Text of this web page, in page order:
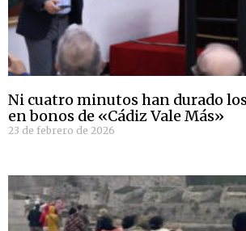
Ni cuatro minutos han durado
en bonos de «Cádiz Vale Más»
23 de febrero de 2026